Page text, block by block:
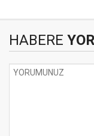
HABERE